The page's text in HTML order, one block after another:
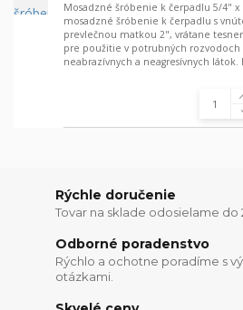
Mosadzné šróbenie k čerpadlu 5/4"
mosadzné šróbenie k čerpadlu s
prevlečnou matkou 2", vrátane
pre použitie v potrubných rozvodoch
neabrazívnych a neagresívnych látok.
Rýchle doručenie
Tovar na sklade odosielame do
Odborné poradenstvo
Rýchlo a ochotne poradíme s
otázkami.